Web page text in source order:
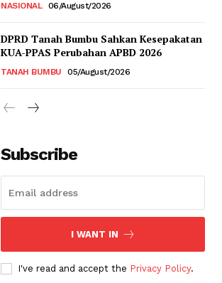
NASIONAL 06/August/2026
DPRD Tanah Bumbu Sahkan Kesepakatan
KUA-PPAS Perubahan APBD 2026
TANAH BUMBU 05/August/2026
Subscribe
I WANT IN
I've read and accept the Privacy Policy.